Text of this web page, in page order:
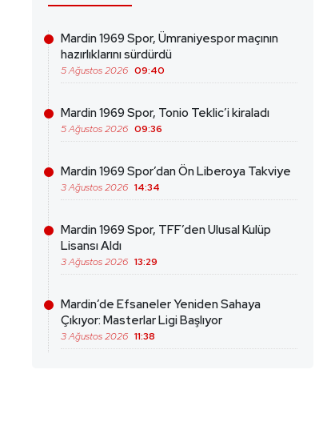
Mardin 1969 Spor, Ümraniyespor maçının
hazırlıklarını sürdürdü
5 Ağustos 2026 09:40
Mardin 1969 Spor, Tonio Teklic’i kiraladı
5 Ağustos 2026 09:36
Mardin 1969 Spor’dan Ön Liberoya Takviye
3 Ağustos 2026 14:34
Mardin 1969 Spor, TFF’den Ulusal Kulüp
Lisansı Aldı
3 Ağustos 2026 13:29
Mardin’de Efsaneler Yeniden Sahaya
Çıkıyor: Masterlar Ligi Başlıyor
3 Ağustos 2026 11:38